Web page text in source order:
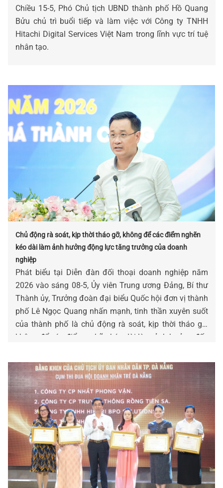
Chiều 15-5, Phó Chủ tịch UBND thành phố Hồ Quang
Bửu chủ trì buổi tiếp và làm việc với Công ty TNHH
Hitachi Digital Services Việt Nam trong lĩnh vực trí tuệ
nhân tạo.
Chủ động rà soát, kịp thời tháo gỡ, không để các điểm nghẽn
kéo dài làm ảnh hưởng động lực tăng trưởng của doanh
nghiệp
Phát biểu tại Diễn đàn đối thoại doanh nghiệp năm
2026 vào sáng 08-5, Ủy viên Trung ương Đảng, Bí thư
Thành ủy, Trưởng đoàn đại biểu Quốc hội đơn vị thành
phố Lê Ngọc Quang nhấn mạnh, tinh thần xuyên suốt
của thành phố là chủ động rà soát, kịp thời tháo gỡ,
không để các điểm nghẽn kéo dài làm ảnh hưởng đến